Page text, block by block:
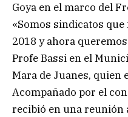
Goya en el marco del
«Somos sindicatos
2018 y ahora
Profe Bassi en el
Mara de Juanes, quien
Acompañado por el
recibió en una reunión